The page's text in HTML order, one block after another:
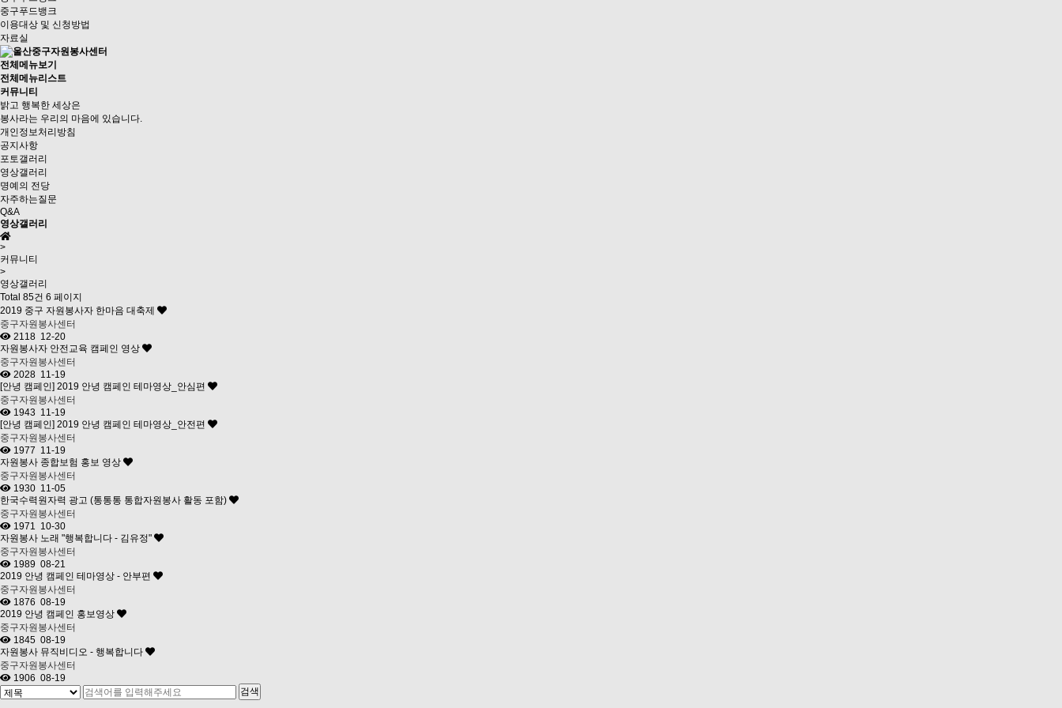
중구푸드뱅크
이용대상 및 신청방법
자료실
전체메뉴보기
전체메뉴리스트
커뮤니티
밝고 행복한 세상은
봉사라는 우리의 마음에 있습니다.
개인정보처리방침
공지사항
포토갤러리
영상갤러리
명예의 전당
자주하는질문
Q&A
영상갤러리
>
커뮤니티
>
영상갤러리
Total 85건 6 페이지
2019 중구 자원봉사자 한마음 대축제
중구자원봉사센터
2118 12-20
자원봉사자 안전교육 캠페인 영상
중구자원봉사센터
2028 11-19
[안녕 캠페인] 2019 안녕 캠페인 테마영상_안심편
중구자원봉사센터
1943 11-19
[안녕 캠페인] 2019 안녕 캠페인 테마영상_안전편
중구자원봉사센터
1977 11-19
자원봉사 종합보험 홍보 영상
중구자원봉사센터
1930 11-05
한국수력원자력 광고 (통통통 통합자원봉사 활동 포함)
중구자원봉사센터
1971 10-30
자원봉사 노래 "행복합니다 - 김유정"
중구자원봉사센터
1989 08-21
2019 안녕 캠페인 테마영상 - 안부편
중구자원봉사센터
1876 08-19
2019 안녕 캠페인 홍보영상
중구자원봉사센터
1845 08-19
자원봉사 뮤직비디오 - 행복합니다
중구자원봉사센터
1906 08-19